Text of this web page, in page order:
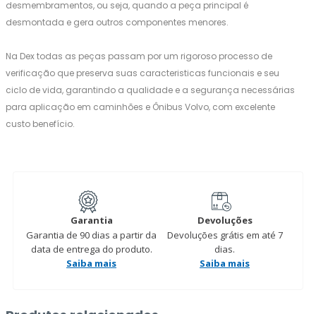
desmembramentos, ou seja, quando a peça principal é
desmontada e gera outros componentes menores.
Na Dex todas as peças passam por um rigoroso processo de
verificação que preserva suas caracteristicas funcionais e seu
ciclo de vida, garantindo a qualidade e a segurança necessárias
para aplicação em caminhões e Ônibus Volvo, com excelente
custo benefício.
Garantia
Garantia de 90 dias a partir da
data de entrega do produto.
Saiba mais
Devoluções
Devoluções grátis em até 7
dias.
Saiba mais